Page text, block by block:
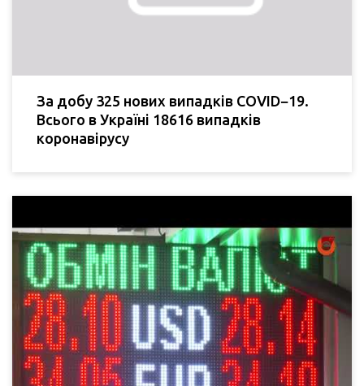
За добу 325 нових випадків COVID−19.
Всього в Україні 18616 випадків
коронавірусу